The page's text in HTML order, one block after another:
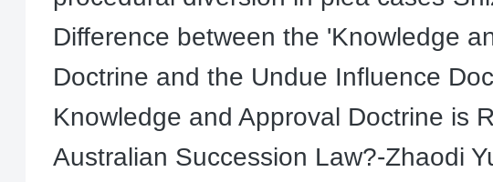
Difference between the 'Knowledge
Doctrine and the Undue Influence
Knowledge and Approval Doctrine is
Australian Succession Law?-Zhaodi